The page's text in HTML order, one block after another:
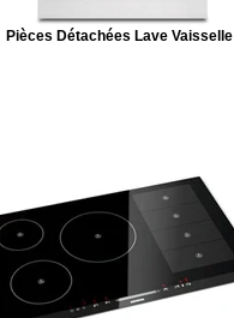
Pièces Détachées Lave Vaisselle